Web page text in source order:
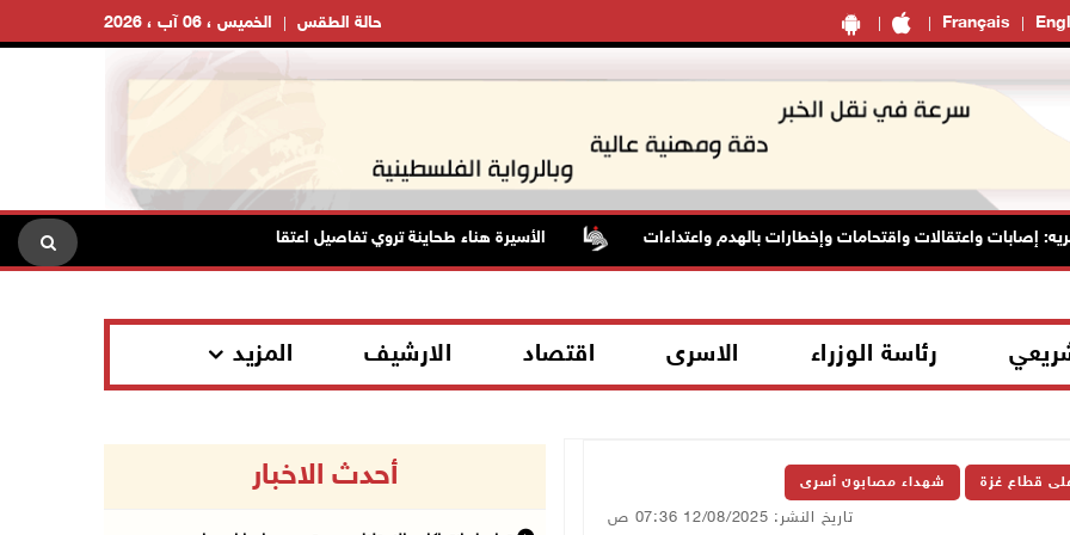
Français الخميس ، 06 آب ، 2026 حالة الطقس
واعتقالات واقتحامات وإخطارات بالهدم واعتداءات الأسيرة هناء طحاينة تروي تفاصيل اعتقالها: حُرمت من وداع أطفالها وتعرضت للإهانة
رئاسة الوزراء الاسرى اقتصاد الارشيف المزيد
على قطاع غزة شهداء مصابون أسرى
تاريخ النشر: 12/08/2025 07:36 ص
أحدث الاخبار